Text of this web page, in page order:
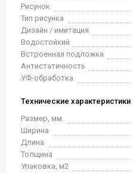
Рисунок
Тип рисунка
Дизайн / имитация
Водостойкий
Встроенная подложка
Антистатичность
УФ-обработка
Технические характеристики
Размер, мм.
Ширина
Длина
Толщина
Упаковка, м2